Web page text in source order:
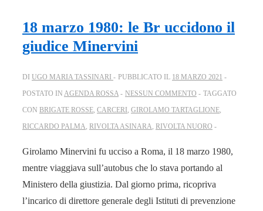
18 marzo 1980: le Br uccidono il
giudice Minervini
DI UGO MARIA TASSINARI PUBBLICATO IL 18 MARZO 2021
POSTATO IN AGENDA ROSSA NESSUN COMMENTO
TAGGATO
CON BRIGATE ROSSE, CARCERI , GIROLAMO TARTAGLIONE,
RICCARDO PALMA, RIVOLTA ASINARA, RIVOLTA NUORO
Girolamo Minervini fu ucciso a Roma, il 18 marzo 1980,
mentre viaggiava sull’autobus che lo stava portando al
Ministero della giustizia. Dal giorno prima, ricopriva
l’incarico di direttore generale degli Istituti di prevenzione